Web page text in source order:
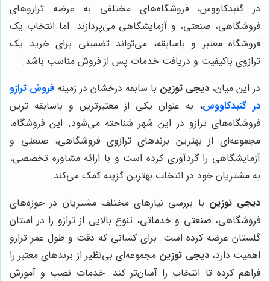
در گنبدکاووس، فروشگاه‌های مختلفی به عرضه ترازوهای
فروشگاهی، صنعتی، و آزمایشگاهی می‌پردازند. اما انتخاب یک
فروشگاه معتبر و باسابقه، می‌تواند تضمینی برای خرید یک
ترازوی باکیفیت و دریافت خدمات پس از فروش مناسب باشد.
در این میان، دیجی توزین با سابقه درخشان در زمینه فروش ترازو
در گنبدکاووس، به عنوان یکی از معتبرترین و باسابقه ترین
فروشگاه‌های ترازو در این شهر شناخته می‌شود. این فروشگاه،
مجموعه‌ای از بهترین برندهای ترازوی فروشگاهی، صنعتی و
آزمایشگاهی را گردآوری کرده است و با ارائه مشاوره تخصصی،
به مشتریان خود در انتخاب بهترین گزینه کمک می‌کند.
دیجی توزین با بررسی نیازهای مختلف مشتریان در حوزه‌های
فروشگاهی، صنعتی و خدماتی، تنوع بالایی از ترازو را در استان
گلستان عرضه کرده است. برای کسانی که دقت و طول عمر ترازو
اهمیت دارد،دیجی توزین مجموعه‌ای بی‌نظیر از برندهای معتبر را
فراهم کرده تا انتخاب را آسان‌تر کند. خدمات نصب و آموزش